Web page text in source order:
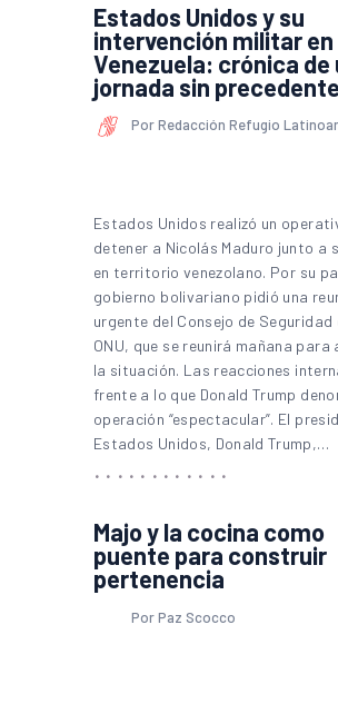
Estados Unidos y su
intervención militar en
Venezuela: crónica de
jornada sin
Por Redacción Refugio
Estados Unidos realizó un
detener a Nicolás Maduro junto a
en territorio venezolano. Por su
gobierno bolivariano pidió una
urgente del Consejo de Seguridad
ONU, que se reunirá mañana para
la situación. Las reacciones
frente a lo que Donald Trump
operación “espectacular”. El
Estados Unidos, Donald Trump,…
Majo y la cocina como
puente para construir
pertenencia
Por Paz Scocco